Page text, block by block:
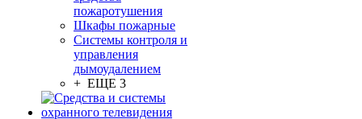
пожаротушения
Шкафы пожарные
Системы контроля и
управления
дымоудалением
+ ЕЩЕ 3